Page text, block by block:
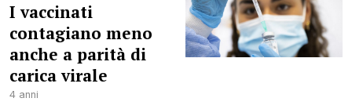
I vaccinati
contagiano meno
anche a parità di
carica virale
4 anni